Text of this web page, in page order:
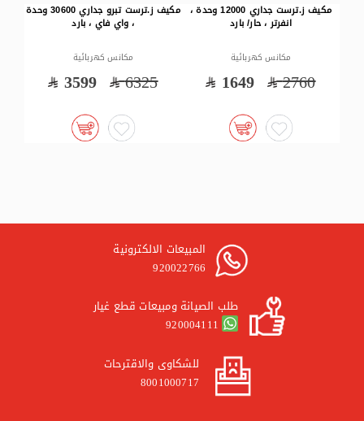
مكيف ز.ترست جداري 12000 وحدة ،
انفرتر ، حار/ بارد
مكانس كهربائية
2760
1649
مكيف ز.ترست تبرو جداري 30600 وحدة
، واي فاي ، بارد
مكانس كهربائية
6325
3599
المبيعات الالكترونية
920022766
طلب الصيانة ومبيعات قطع غيار
920004111
للشكاوى والاقترحات
8001000717